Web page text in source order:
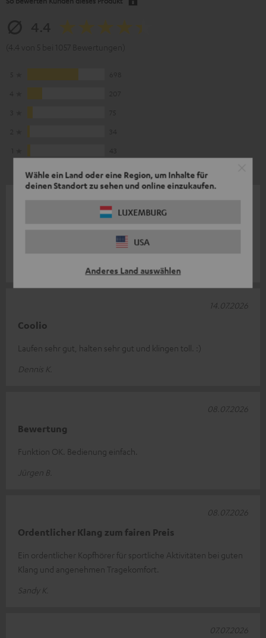
Wähle ein Land oder eine Region, um Inhalte für
deinen Standort zu sehen und online einzukaufen.
LUXEMBURG
USA
Anderes Land auswählen
Wie von Teufel gewohnt, Qualität auf höchstem Niveau.
Coolio
Laufen sehr gut, halten sehr gut und klingen toll. :)
Dennis K.
14.07.2026
Bewertung
Funktion OK. Bedienung einfach.
Jürgen B.
08.07.2026
Ordentlicher Klang zum fairen Preis
Ein ordentlicher Kopfhörer für sportliche Aktivitäten bei guten
Klang und angenehmen Tragekomfort.
Sandy K.
08.07.2026
07.07.2026